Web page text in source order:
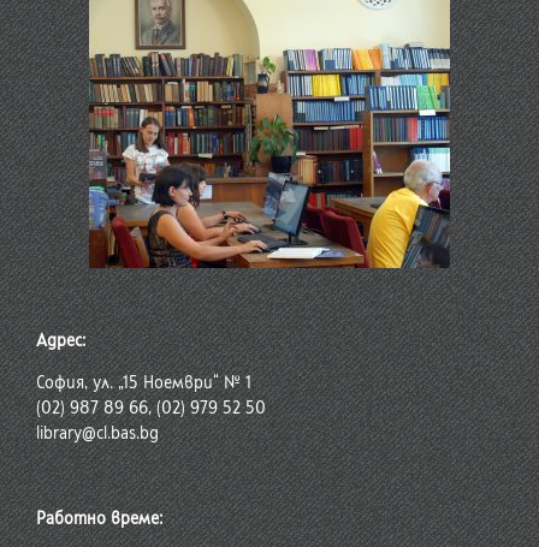
Адрес:
София, ул. „15 Ноември“ № 1
(02) 987 89 66, (02) 979 52 50
library@cl.bas.bg
Работно време: